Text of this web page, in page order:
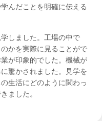
んだことを明確に伝える
しました。工場の中で
かを実際に見ることがで
が印象的でした。機械が
驚かされました。見学を
生活にどのように関わっ
ました。